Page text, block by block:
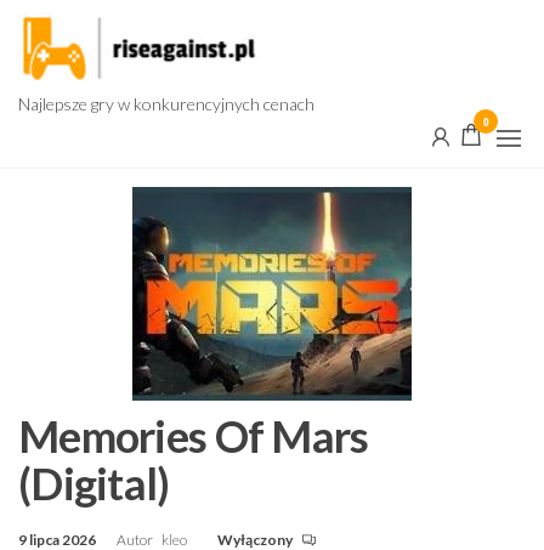
Przejdź
treści
Najlepsze gry w konkurencyjnych cenach
0
Memories Of Mars
(Digital)
9 lipca 2026 Autor kleo Wyłączony